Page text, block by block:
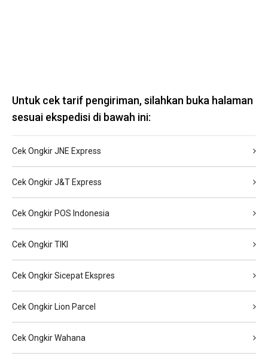
Untuk cek tarif pengiriman, silahkan buka halaman
sesuai ekspedisi di bawah ini:
Cek Ongkir JNE Express
Cek Ongkir J&T Express
Cek Ongkir POS Indonesia
Cek Ongkir TIKI
Cek Ongkir Sicepat Ekspres
Cek Ongkir Lion Parcel
Cek Ongkir Wahana